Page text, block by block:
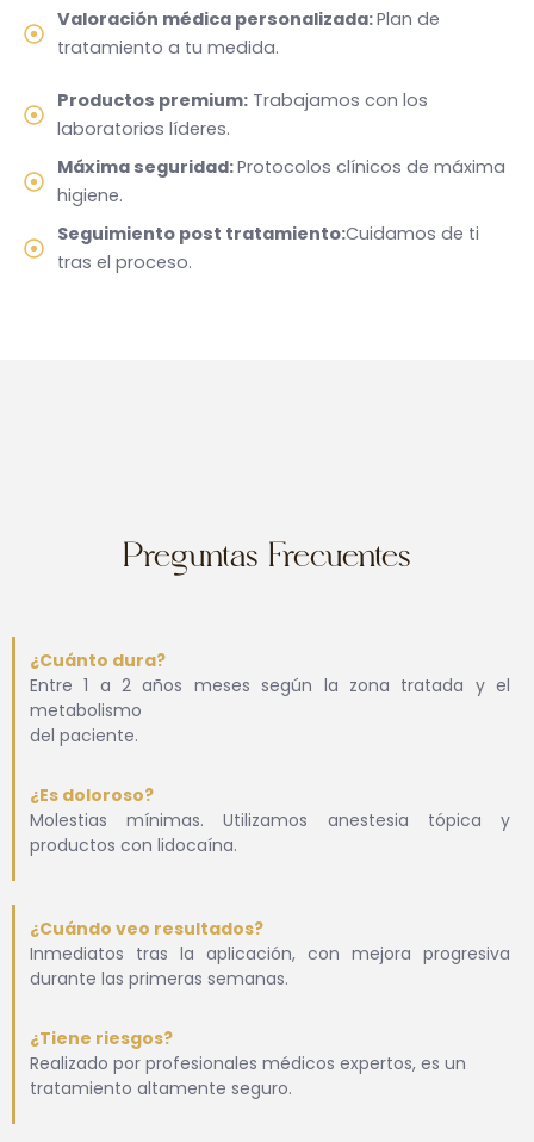
Valoración médica personalizada:Plan de
tratamiento a tu medida.
Productos premium: Trabajamos con los
laboratorios líderes.
Máxima seguridad:Protocolos clínicos de máxima
higiene.
Seguimiento post tratamiento:Cuidamos de ti
tras el proceso.
Preguntas Frecuentes
¿Cuánto dura?
Entre 1 a 2 años meses según la zona tratada y el
metabolismo
del paciente.
¿Es doloroso?
Molestias mínimas. Utilizamos anestesia tópica y
productos con lidocaína.
¿Cuándo veo resultados?
Inmediatos tras la aplicación, con mejora progresiva
durante las primeras semanas.
¿Tiene riesgos?
Realizado por profesionales médicos expertos, es un
tratamiento altamente seguro.